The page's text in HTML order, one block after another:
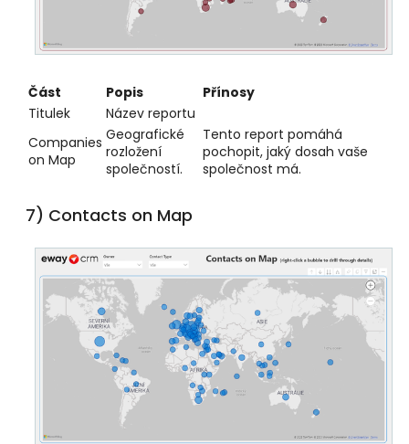
Část Popis
Přínosy
Titulek
Název reportu
Companies
on Map
Geografické
rozložení
společností.
Tento report pomáhá
pochopit, jaký dosah vaše
společnost má.
7) Contacts on Map